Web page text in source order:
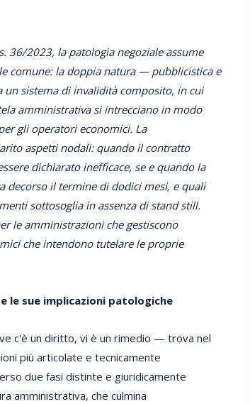
36/2023, la patologia negoziale assume
comune: la doppia natura — pubblicistica e
sistema di invalidità composito, in cui
amministrativa si intrecciano in modo
gli operatori economici. La
aspetti nodali: quando il contratto
dichiarato inefficace, se e quando la
decorso il termine di dodici mesi, e quali
sottosoglia in assenza di stand still.
le amministrazioni che gestiscono
che intendono tutelare le proprie
sue implicazioni patologiche
c'è un diritto, vi è un rimedio — trova nel
più articolate e tecnicamente
due fasi distinte e giuridicamente
amministrativa, che culmina